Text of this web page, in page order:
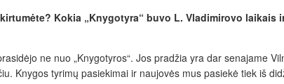
Kokia „Knygotyra“ buvo L. Vladimirovo
ne nuo „Kny­gotyros“. Jos pradžia yra dar senajame
Knygos tyrimų pasiekimai ir naujovės mus pasiekė tiek iš